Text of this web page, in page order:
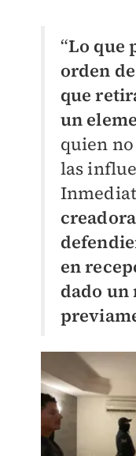
“Lo que
orden
que
un
quien
las
en
dado un